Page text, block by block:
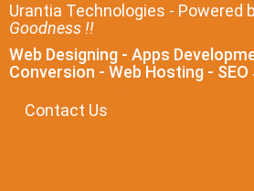
Urantia Technologies - Powered
Goodness !!
Web Designing - Apps
Conversion - Web Hosting - SEO
Contact Us